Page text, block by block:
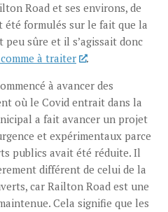
Road et ses environs, de
été formulés sur le fait que la
sûre et il s’agissait donc
à traiter
.
à avancer des
où le Covid entrait dans la
a fait avancer un projet
et expérimentaux parce
publics avait été réduite. Il
différent de celui de la
car Railton Road est une
Cela signifie que les